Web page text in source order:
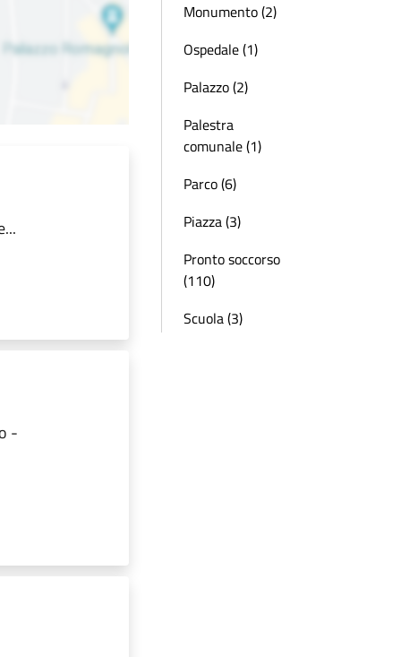
-
Monumento (2)
Ospedale (1)
Palazzo (2)
Palestra
comunale (1)
Parco (6)
Piazza (3)
Pronto soccorso
(110)
Scuola (3)